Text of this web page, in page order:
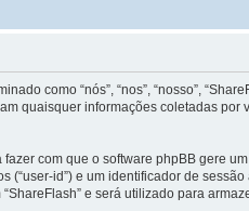
como “nós”, “nos”, “nosso”,
quaisquer informações coletadas
com que o software phpBB gere
id”) e um identificador de
e será utilizado para